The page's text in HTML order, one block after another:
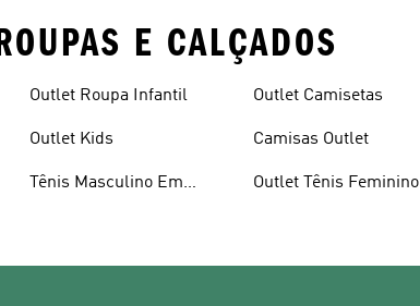
E CALÇADOS
Outlet Roupa Infantil
Outlet Kids
Tênis Masculino Em
Outlet Camisetas
Camisas Outlet
Outlet Tênis Feminino